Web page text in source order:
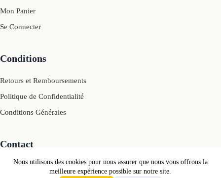
Nous utilisons des cookies pour nous assurer que nous vous offrons la
meilleure expérience possible sur notre site.
Mon Panier
Se Connecter
Conditions
Retours et Remboursements
Politique de Confidentialité
Conditions Générales
Contact
Mail: contact[@]motivcolors.com